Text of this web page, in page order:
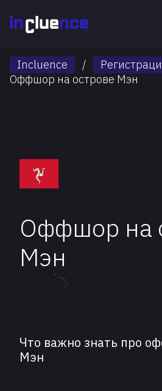
Incluence /
Оффшор на острове Мэн
Оффшор на
Мэн
Что важно знать про
Мэн